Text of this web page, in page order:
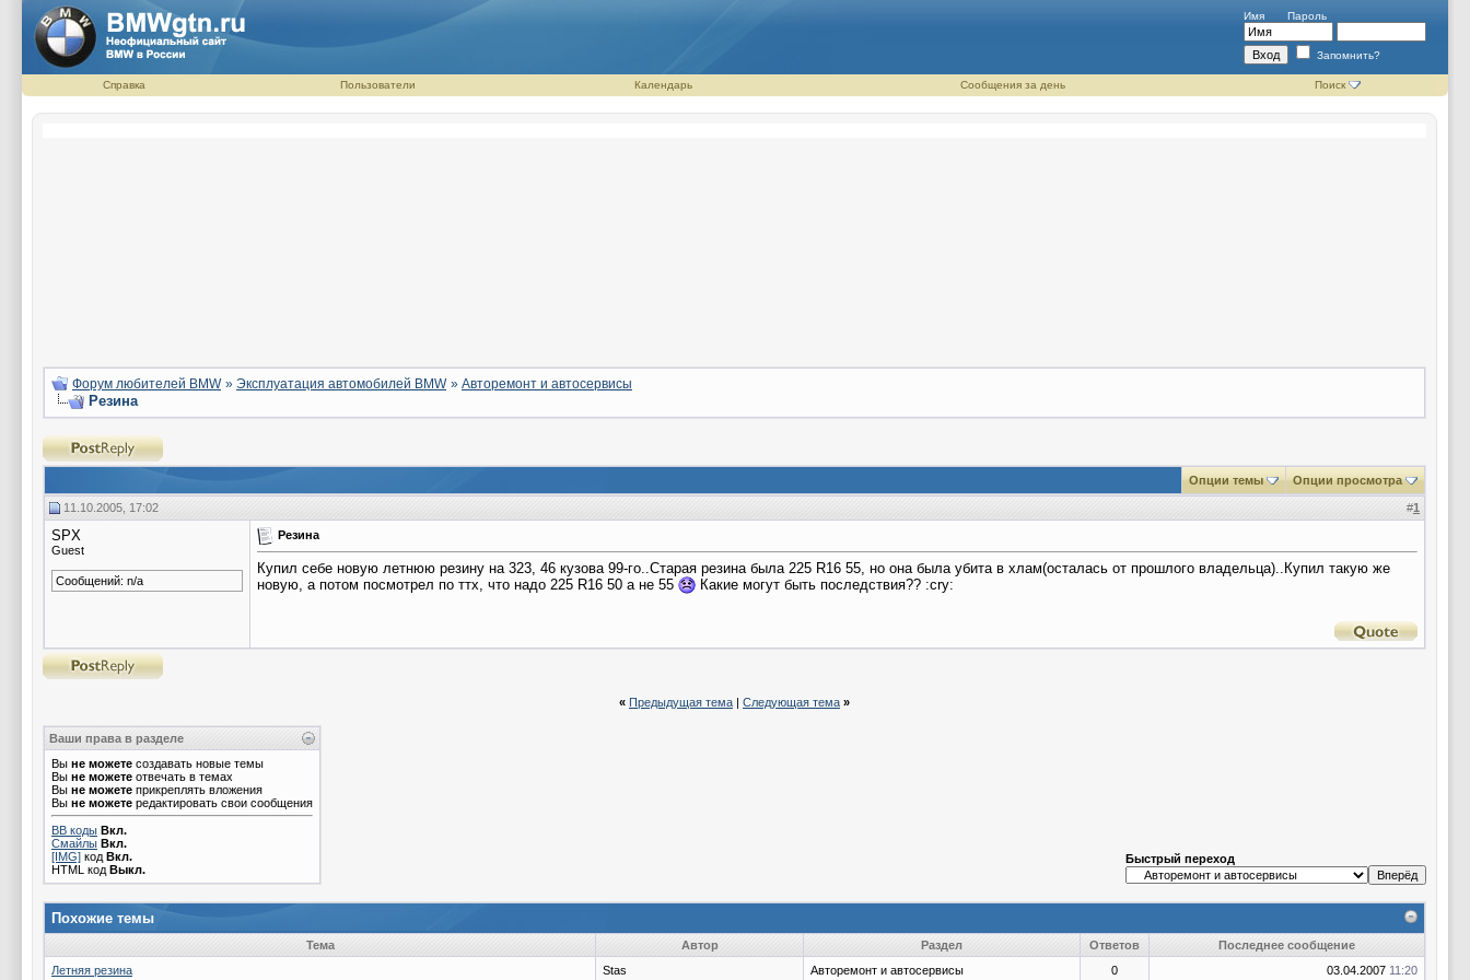
Имя Пароль
Запомнить?
Справка Пользователи Календарь Сообщения за день Поиск
Форум любителей BMW » Эксплуатация автомобилей BMW » Авторемонт и автосервисы
Резина
Опции темы Опции просмотра
11.10.2005, 17:02 #1
SPX
Guest
Сообщений: n/a
Резина
Купил себе новую летнюю резину на 323, 46 кузова 99-го..Старая резина была 225 R16 55, но она была убита в хлам(осталась от прошлого владельца)..Купил такую же
новую, а потом посмотрел по ттх, что надо 225 R16 50 а не 55
Какие могут быть последствия?? :cry:
« Предыдущая тема | Следующая тема »
Ваши права в разделе
Вы не можете создавать новые темы
Вы не можете отвечать в темах
Вы не можете прикреплять вложения
Вы не можете редактировать свои сообщения
BB коды Вкл.
Смайлы Вкл.
[IMG] код Вкл.
HTML код Выкл.
Быстрый переход
Похожие темы
Тема Автор Раздел Ответов
Последнее сообщение
Летняя резина
Stas Авторемонт и автосервисы 0 03.04.2007 11:20